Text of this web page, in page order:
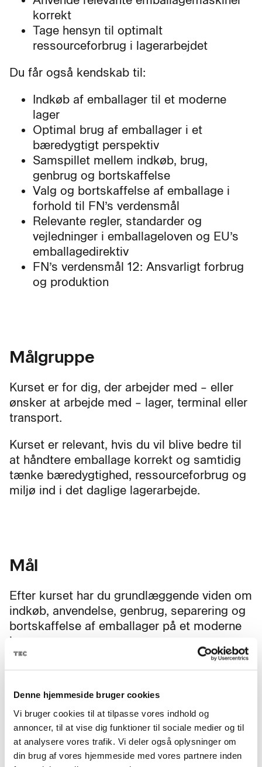
Denne hjemmeside bruger cookies
Vi bruger cookies til at tilpasse vores indhold og
annoncer, til at vise dig funktioner til sociale medier og til
at analysere vores trafik. Vi deler også oplysninger om
din brug af vores hjemmeside med vores partnere inden
korrekt
Tage hensyn til optimalt
ressourceforbrug i lagerarbejdet
Du får også kendskab til:
Indkøb af emballager til et moderne
lager
Optimal brug af emballager i et
bæredygtigt perspektiv
Samspillet mellem indkøb, brug,
genbrug og bortskaffelse
Valg og bortskaffelse af emballage i
forhold til FN’s verdensmål
Relevante regler, standarder og
vejledninger i emballageloven og EU’s
emballagedirektiv
FN’s verdensmål 12: Ansvarligt forbrug
og produktion
Målgruppe
Kurset er for dig, der arbejder med – eller
ønsker at arbejde med – lager, terminal eller
transport.
Kurset er relevant, hvis du vil blive bedre til
at håndtere emballage korrekt og samtidig
tænke bæredygtighed, ressourceforbrug og
miljø ind i det daglige lagerarbejde.
Mål
Efter kurset har du grundlæggende viden om
indkøb, anvendelse, genbrug, separering og
bortskaffelse af emballager på et moderne
lager.
Du kan medvirke til optimal anvendelse af
ressourceforbrug ud fra et
bæredygtighedsperspektiv.
Du bliver bedre til at vælge den rette
emballage, bruge emballagemaskiner